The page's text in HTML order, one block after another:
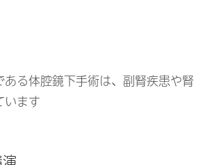
る体腔鏡下手術は、副腎疾患や腎
います